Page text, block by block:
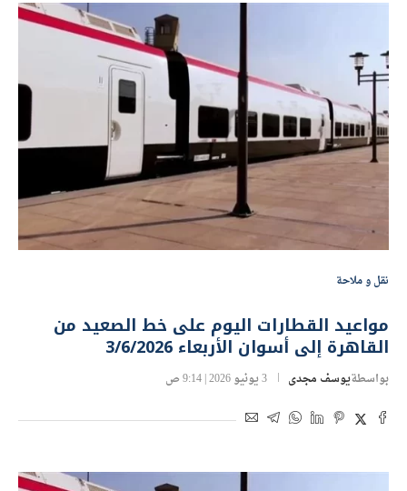
نقل و ملاحة
مواعيد القطارات اليوم على خط الصعيد من
القاهرة إلى أسوان الأربعاء 3/6/2026
بواسطةيوسف مجدى 3 يونيو 2026 | 9:14 ص